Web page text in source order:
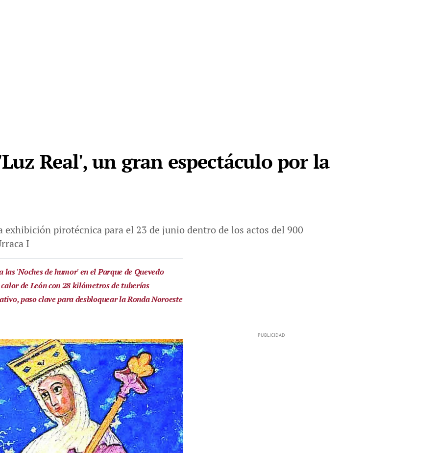
Real', un gran espectáculo por la
pirotécnica para el 23 de junio dentro de los actos del 900
I
'Noches de humor' en el Parque de Quevedo
de León con 28 kilómetros de tuberías
paso clave para desbloquear la Ronda Noroeste